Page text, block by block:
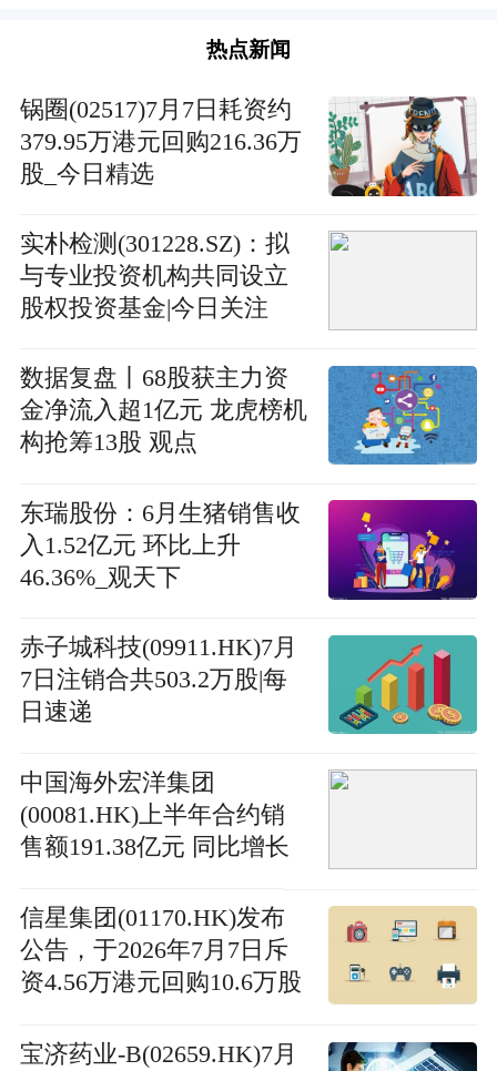
热点新闻
锅圈(02517)7月7日耗资约
379.95万港元回购216.36万
股_今日精选
实朴检测(301228.SZ)：拟
与专业投资机构共同设立
股权投资基金|今日关注
数据复盘丨68股获主力资
金净流入超1亿元 龙虎榜机
构抢筹13股 观点
东瑞股份：6月生猪销售收
入1.52亿元 环比上升
46.36%_观天下
赤子城科技(09911.HK)7月
7日注销合共503.2万股|每
日速递
中国海外宏洋集团
(00081.HK)上半年合约销
售额191.38亿元 同比增长
信星集团(01170.HK)发布
公告，于2026年7月7日斥
资4.56万港元回购10.6万股
宝济药业-B(02659.HK)7月